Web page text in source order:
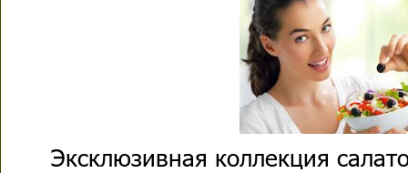
Эксклюзивная коллекция